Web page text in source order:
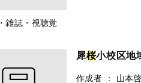
雑誌・視聴覚
犀桜小校区地
作成者 ： 山本